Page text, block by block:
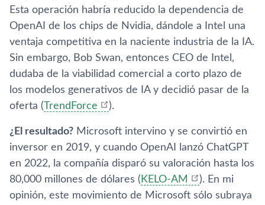
Esta operación habría reducido la dependencia de
OpenAI de los chips de Nvidia, dándole a Intel una
ventaja competitiva en la naciente industria de la IA.
Sin embargo, Bob Swan, entonces CEO de Intel,
dudaba de la viabilidad comercial a corto plazo de
los modelos generativos de IA y decidió pasar de la
oferta​ (TrendForce ).
¿El resultado? Microsoft intervino y se convirtió en
inversor en 2019, y cuando OpenAI lanzó ChatGPT
en 2022, la compañía disparó su valoración hasta los
80,000 millones de dólares​ ( KELO-AM ). En mi
opinión, este movimiento de Microsoft sólo subraya